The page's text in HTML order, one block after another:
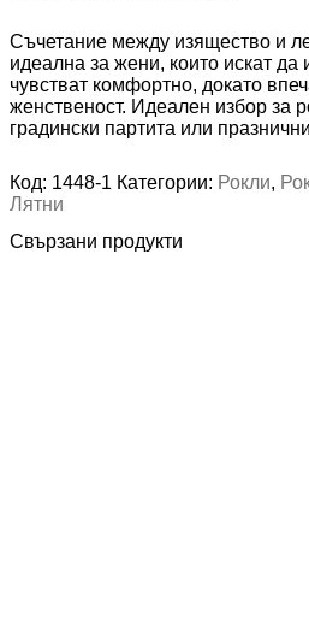
Съчетание между изящество и
идеална за жени, които искат да
чувстват комфортно, докато
женственост. Идеален избор за
градински партита или
Код: 1448-1 Категории: Рокли,
Лятни
Свързани продукти